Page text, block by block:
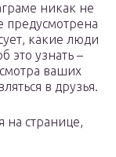
никак не
предусмотрена
какие люди
это узнать –
ваших
в друзья.
на странице,